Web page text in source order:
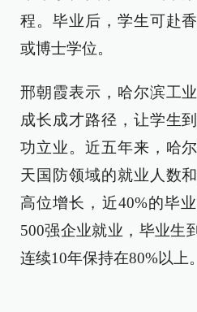
程。毕业后，学生可赴
或博士学位。
邢朝霞表示，哈尔滨工
成长成才路径，让学生
功立业。近五年来，哈
天国防领域的就业人数
高位增长，近40%的毕
500强企业就业，毕业生
连续10年保持在80%以上